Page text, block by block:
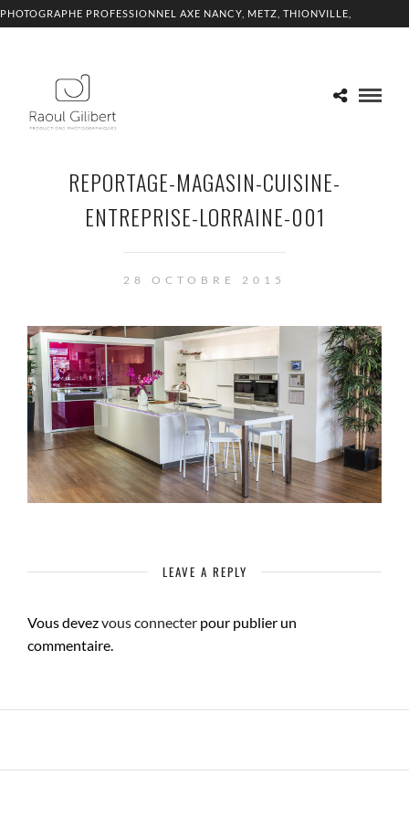
PHOTOGRAPHE PROFESSIONNEL AXE NANCY, METZ, THIONVILLE,
REPORTAGE-MAGASIN-CUISINE-
ENTREPRISE-LORRAINE-001
28 OCTOBRE 2015
LEAVE A REPLY
Vous devezvous connecter pour publier un
commentaire.